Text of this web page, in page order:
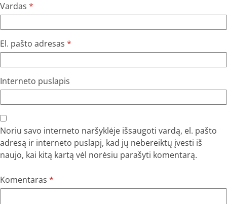
Vardas *
El. pašto adresas *
Interneto puslapis
Noriu savo interneto naršyklėje išsaugoti vardą, el. pašto
adresą ir interneto puslapį, kad jų nebereiktų įvesti iš
naujo, kai kitą kartą vėl norėsiu parašyti komentarą.
Komentaras *